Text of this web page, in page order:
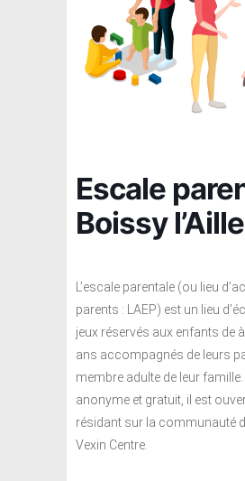
Escale
Boissy
L’escale parentale (ou lieu
parents : LAEP) est un lieu
jeux réservés aux enfants de
ans accompagnés de leurs
membre adulte de leur famille.
anonyme et gratuit, il est
résidant sur la communauté
Vexin Centre.